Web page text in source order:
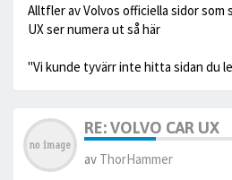
Alltfler av Volvos officiella sidor som
UX ser numera ut så här
"Vi kunde tyvärr inte hitta sidan du
RE: VOLVO CAR UX
av ThorHammer